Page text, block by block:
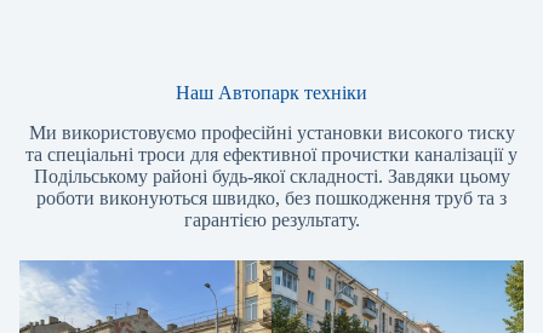
Наш Автопарк техніки
Ми використовуємо професійні установки високого тиску
та спеціальні троси для ефективної прочистки каналізації у
Подільському районі будь-якої складності. Завдяки цьому
роботи виконуються швидко, без пошкодження труб та з
гарантією результату.